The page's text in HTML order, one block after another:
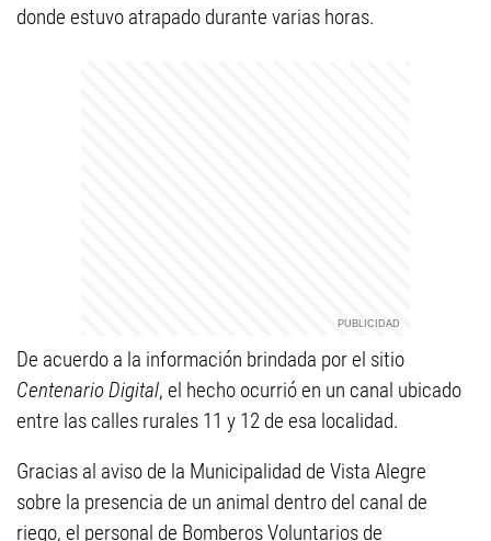
donde estuvo atrapado durante varias horas.
De acuerdo a la información brindada por el sitio
Centenario Digital, el hecho ocurrió en un canal ubicado
entre las calles rurales 11 y 12 de esa localidad.
Gracias al aviso de la Municipalidad de Vista Alegre
sobre la presencia de un animal dentro del canal de
riego, el personal de Bomberos Voluntarios de